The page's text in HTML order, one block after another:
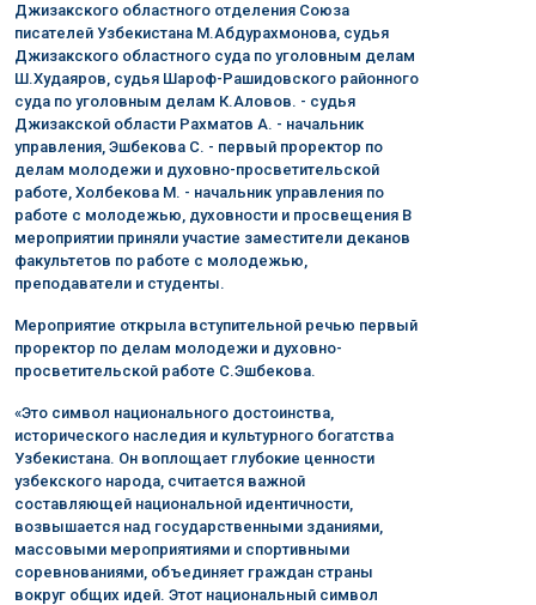
Джизакского областного отделения Союза
писателей Узбекистана М.Абдурахмонова, судья
Джизакского областного суда по уголовным делам
Ш.Худаяров, судья Шароф-Рашидовского районного
суда по уголовным делам К.Аловов. - судья
Джизакской области Рахматов А. - начальник
управления, Эшбекова С. - первый проректор по
делам молодежи и духовно-просветительской
работе, Холбекова М. - начальник управления по
работе с молодежью, духовности и просвещения В
мероприятии приняли участие заместители деканов
факультетов по работе с молодежью,
преподаватели и студенты.
Мероприятие открыла вступительной речью первый
проректор по делам молодежи и духовно-
просветительской работе С.Эшбекова.
«Это символ национального достоинства,
исторического наследия и культурного богатства
Узбекистана. Он воплощает глубокие ценности
узбекского народа, считается важной
составляющей национальной идентичности,
возвышается над государственными зданиями,
массовыми мероприятиями и спортивными
соревнованиями, объединяет граждан страны
вокруг общих идей. Этот национальный символ